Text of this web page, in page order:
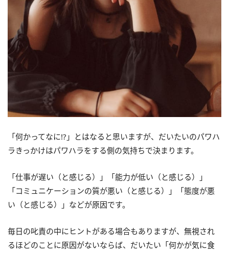
「何かってなに!?」とはなると思いますが、だいたいのパワハ
ラきっかけはパワハラをする側の気持ちで決まります。
「仕事が遅い（と感じる）」「能力が低い（と感じる）」
「コミュニケーションの質が悪い（と感じる）」「態度が悪
い（と感じる）」などが原因です。
毎日の叱責の中にヒントがある場合もありますが、無視され
るほどのことに原因がないならば、だいたい「何かが気に食